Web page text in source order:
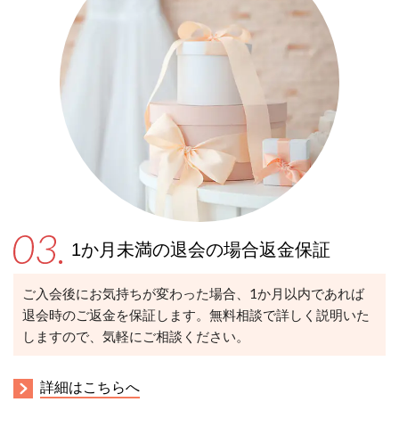
1か月未満の退会の場合返金保証
ご入会後にお気持ちが変わった場合、1か月以内であれば
退会時のご返金を保証します。無料相談で詳しく説明いた
しますので、気軽にご相談ください。
詳細はこちらへ